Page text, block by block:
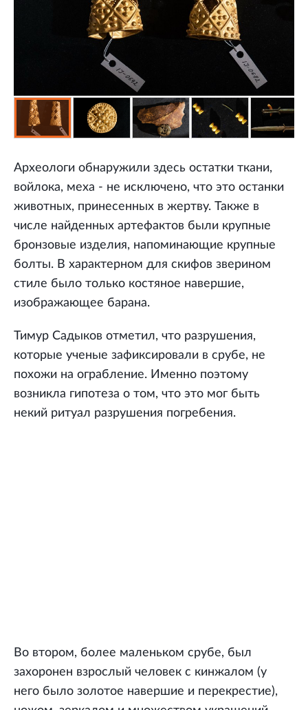
Археологи обнаружили здесь остатки ткани,
войлока, меха - не исключено, что это останки
животных, принесенных в жертву. Также в
числе найденных артефактов были крупные
бронзовые изделия, напоминающие крупные
болты. В характерном для скифов зверином
стиле было только костяное навершие,
изображающее барана.
Тимур Садыков отметил, что разрушения,
которые ученые зафиксировали в срубе, не
похожи на ограбление. Именно поэтому
возникла гипотеза о том, что это мог быть
некий ритуал разрушения погребения.
Во втором, более маленьком срубе, был
захоронен взрослый человек с кинжалом (у
него было золотое навершие и перекрестие),